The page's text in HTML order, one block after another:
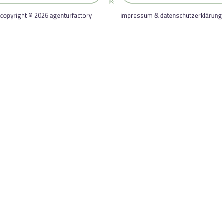
copyright © 2026 agenturfactory impressum & datenschutzerklärung